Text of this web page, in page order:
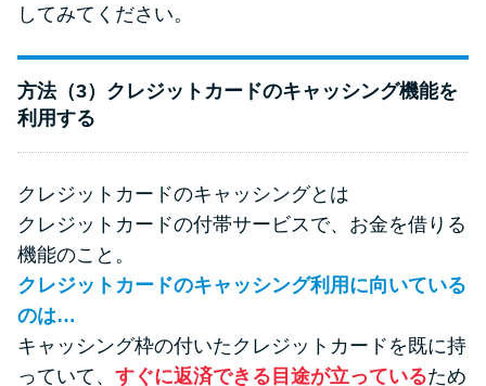
してみてください。
方法（3）クレジットカードのキャッシング機能を
利用する
クレジットカードのキャッシングとは
クレジットカードの付帯サービスで、お金を借りる
機能のこと。
クレジットカードのキャッシング利用に向いている
のは…
キャッシング枠の付いたクレジットカードを既に持
っていて、 すぐに返済できる目途が立っているため